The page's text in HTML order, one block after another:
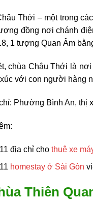
Thới – một trong
đồng nơi chánh
1 tượng Quan Âm
chùa Châu Thới là
với con người hàng
Phường Bình An, thị
địa chỉ cho thuê xe
homestay ở Sài Gòn
Thiên